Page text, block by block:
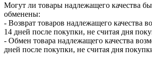
Могут ли товары надлежащего качества
обменены:
- Возврат товаров надлежащего качества
14 дней после покупки, не считая дня
- Обмен товара надлежащего качества
дней после покупки, не считая дня